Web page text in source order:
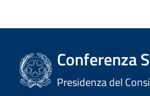
Conferenza
Presidenza del